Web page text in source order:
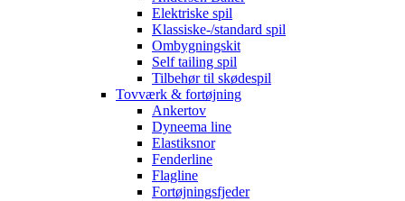
Elektriske spil
Klassiske-/standard spil
Ombygningskit
Self tailing spil
Tilbehør til skødespil
Tovværk & fortøjning
Ankertov
Dyneema line
Elastiksnor
Fenderline
Flagline
Fortøjningsfjeder